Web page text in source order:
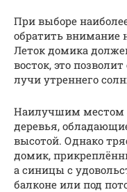
При выборе
обратить внимание
Леток домика
восток, это
лучи утреннего
Наилучшим местом
деревья,
высотой. Однако
домик,
а синицы с
балконе или под